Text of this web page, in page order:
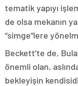
tematik yapıyı
de olsa mekanın
“simge”lere
Beckett’te de,
önemli olan,
bekleyişin